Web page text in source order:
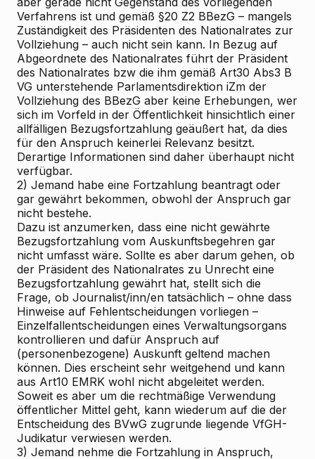
Verfahrens ist und gemäß §20 Z2 BBezG – mangels
Zuständigkeit des Präsidenten des Nationalrates zur
Vollziehung – auch nicht sein kann. In Bezug auf
Abgeordnete des Nationalrates führt der Präsident
des Nationalrates bzw die ihm gemäß Art30 Abs3 B
VG unterstehende Parlamentsdirektion iZm der
Vollziehung des BBezG aber keine Erhebungen, wer
sich im Vorfeld in der Öffentlichkeit hinsichtlich einer
allfälligen Bezugsfortzahlung geäußert hat, da dies
für den Anspruch keinerlei Relevanz besitzt.
Derartige Informationen sind daher überhaupt nicht
verfügbar.
2) Jemand habe eine Fortzahlung beantragt oder
gar gewährt bekommen, obwohl der Anspruch gar
nicht bestehe.
Dazu ist anzumerken, dass eine nicht gewährte
Bezugsfortzahlung vom Auskunftsbegehren gar
nicht umfasst wäre. Sollte es aber darum gehen, ob
der Präsident des Nationalrates zu Unrecht eine
Bezugsfortzahlung gewährt hat, stellt sich die
Frage, ob Journalist/inn/en tatsächlich – ohne dass
Hinweise auf Fehlentscheidungen vorliegen –
Einzelfallentscheidungen eines Verwaltungsorgans
kontrollieren und dafür Anspruch auf
(personenbezogene) Auskunft geltend machen
können. Dies erscheint sehr weitgehend und kann
aus Art10 EMRK wohl nicht abgeleitet werden.
Soweit es aber um die rechtmäßige Verwendung
öffentlicher Mittel geht, kann wiederum auf die der
Entscheidung des BVwG zugrunde liegende VfGH-
Judikatur verwiesen werden.
3) Jemand nehme die Fortzahlung in Anspruch,